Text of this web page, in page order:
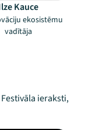
Kauce
ekosistēmu
vadītāja
ieraksti,